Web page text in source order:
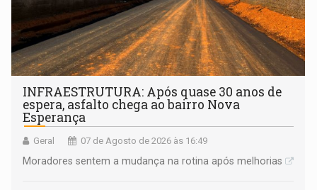
INFRAESTRUTURA: Após quase 30 anos de
espera, asfalto chega ao bairro Nova
Esperança
Geral 07 de Agosto de 2026 às 16:49
Moradores sentem a mudança na rotina após melhorias